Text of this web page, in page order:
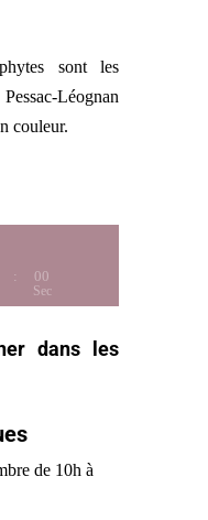
sont les
Léognan
couleur.
: 00
Sec
dans les
de 10h à